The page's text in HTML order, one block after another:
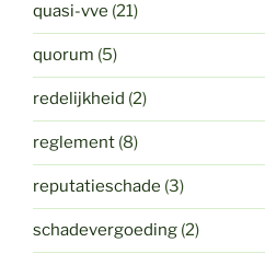
quasi-vve (21)
quorum (5)
redelijkheid (2)
reglement (8)
reputatieschade (3)
schadevergoeding (2)